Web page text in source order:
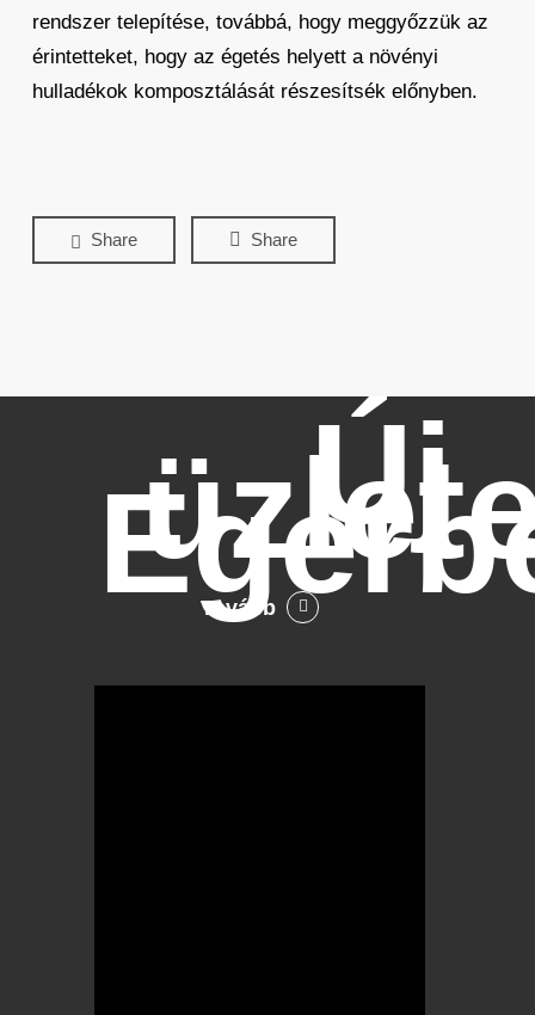
rendszer telepítése, továbbá, hogy meggyőzzük az
érintetteket, hogy az égetés helyett a növényi
hulladékok komposztálását részesítsék előnyben.
Share Share
Új
Tovább